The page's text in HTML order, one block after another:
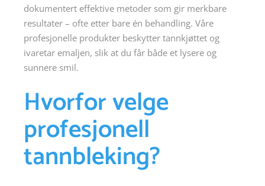
dokumentert effektive metoder som gir merkbare
resultater – ofte etter bare én behandling. Våre
profesjonelle produkter beskytter tannkjøttet og
ivaretar emaljen, slik at du får både et lysere og
sunnere smil.
Hvorfor velge
profesjonell
tannbleking?